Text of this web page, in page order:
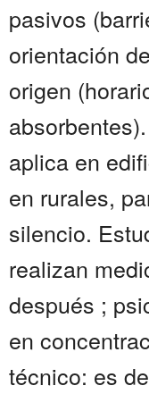
pasivos
orientación
origen
aplica en
en rurales,
silencio.
realizan
después ;
en
técnico: es